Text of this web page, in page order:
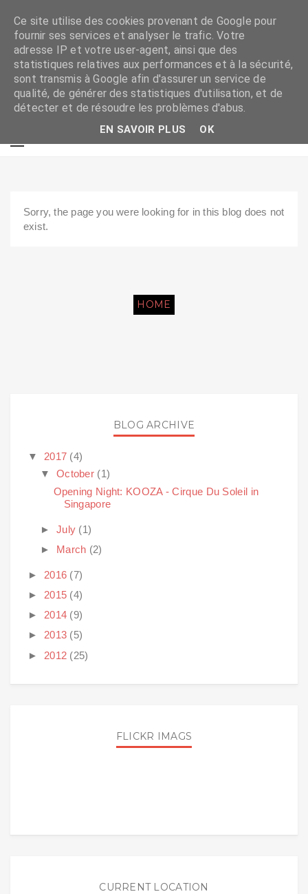
Sorry, the page you were looking for in this blog does not
exist.
HOME
BLOG ARCHIVE
▼ 2017 (4)
▼ October (1)
Opening Night: KOOZA - Cirque Du Soleil in
Singapore
► July (1)
► March (2)
► 2016 (7)
► 2015 (4)
► 2014 (9)
► 2013 (5)
► 2012 (25)
FLICKR IMAGS
CURRENT LOCATION
Ce site utilise des cookies provenant de Google pour
fournir ses services et analyser le trafic. Votre
adresse IP et votre user-agent, ainsi que des
statistiques relatives aux performances et à la sécurité,
sont transmis à Google afin d'assurer un service de
qualité, de générer des statistiques d'utilisation, et de
détecter et de résoudre les problèmes d'abus.
EN SAVOIR PLUS OK